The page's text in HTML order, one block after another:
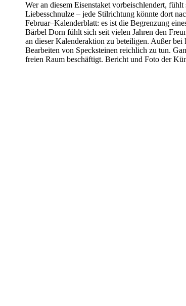
Wer an diesem Eisenstaket vorbeischlendert, fühlt
Liebesschnulze – jede Stilrichtung könnte dort
Februar–Kalenderblatt: es ist die Begrenzung
Bärbel Dorn fühlt sich seit vielen Jahren den
an dieser Kalenderaktion zu beteiligen. Außer bei
Bearbeiten von Specksteinen reichlich zu tun.
freien Raum beschäftigt. Bericht und Foto der